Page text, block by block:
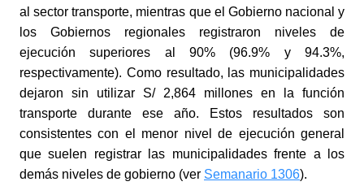
al sector transporte, mientras que el Gobierno nacional y
los Gobiernos regionales registraron niveles de
ejecución superiores al 90% (96.9% y 94.3%,
respectivamente). Como resultado, las municipalidades
dejaron sin utilizar S/ 2,864 millones en la función
transporte durante ese año. Estos resultados son
consistentes con el menor nivel de ejecución general
que suelen registrar las municipalidades frente a los
demás niveles de gobierno (ver Semanario 1306).